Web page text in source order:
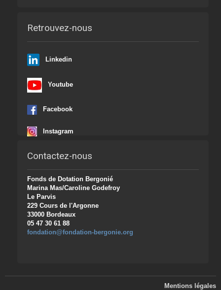
Retrouvez-nous
Linkedin
Youtube
Facebook
Instagram
Contactez-nous
Fonds de Dotation Bergonié
Marina Mas/Caroline Godefroy
Le Parvis
229 Cours de l'Argonne
33000 Bordeaux
05 47 30 61 88
fondation@fondation-bergonie.org
Mentions légales